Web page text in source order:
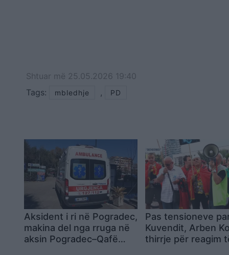
Shtuar më 25.05.2026 19:40
Tags:
mbledhje , PD
Aksident i ri në Pogradec,
makina del nga rruga në
aksin Pogradec–Qafë
Pas tensioneve
Kuvendit, Arben
thirrje për reagim